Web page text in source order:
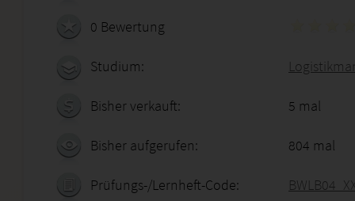
0 Bewertung
Studium:
Bisher verkauft: 5 mal
Bisher aufgerufen: 804 mal
Prüfungs-/Lernheft-Code: